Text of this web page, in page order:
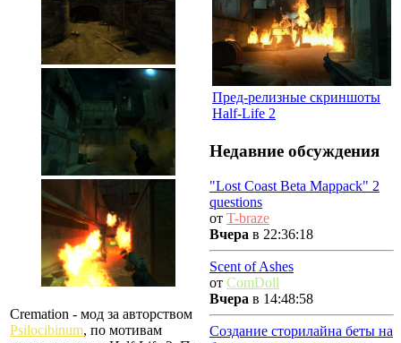
Cremation - мод за авторством
Psilocibinum, по мотивам
Пред-релизные скриншоты
Half-Life 2
Недавние обсуждения
"Lost Coast Beta Mappack" 2
questions
от T-braze
Вчера в 22:36:18
Scent of Ashes
от ComDoll
Вчера в 14:48:58
Создание сторилайна беты на